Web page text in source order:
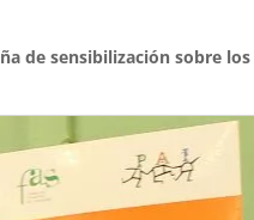
de sensibilización sobre